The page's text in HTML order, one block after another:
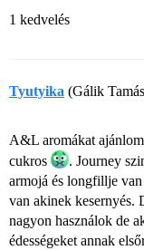
1 kedvelés
Tyutyika (Gálik
A&L aromákat
cukros
. Journey
armojá és longfillje
van akinek kesernyés.
nagyon használok de
édességeket annak